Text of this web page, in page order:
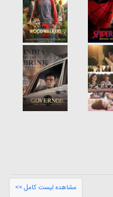
مشاهده لیست کامل >>